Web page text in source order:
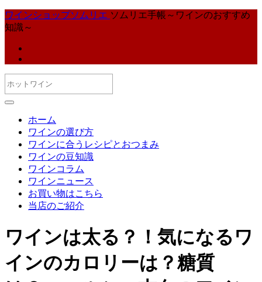
ワインショップソムリエ ソムリエ手帳～ワインのおすすめ
知識～
ホーム
ワインの選び方
ワインに合うレシピとおつまみ
ワインの豆知識
ワインコラム
ワインニュース
お買い物はこちら
当店のご紹介
ワインは太る？！気になるワ
インのカロリーは？糖質